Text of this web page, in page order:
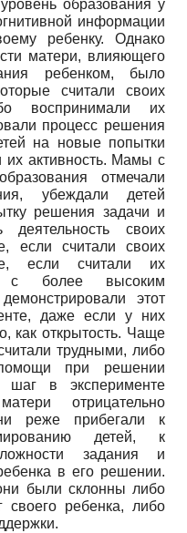
образования у
информации
ребенку. Однако
матери, влияющего
ребенком, было
считали своих
воспринимали их
процесс решения
на новые попытки
активность. Мамы с
отмечали
убеждали детей
решения задачи и
деятельность своих
если считали своих
если считали их
с более высоким
этот
даже если у них
как открытость. Чаще
трудными, либо
при решении
в эксперименте
отрицательно
реже прибегали к
детей, к
задания и
в его решении.
были склонны либо
своего ребенка, либо